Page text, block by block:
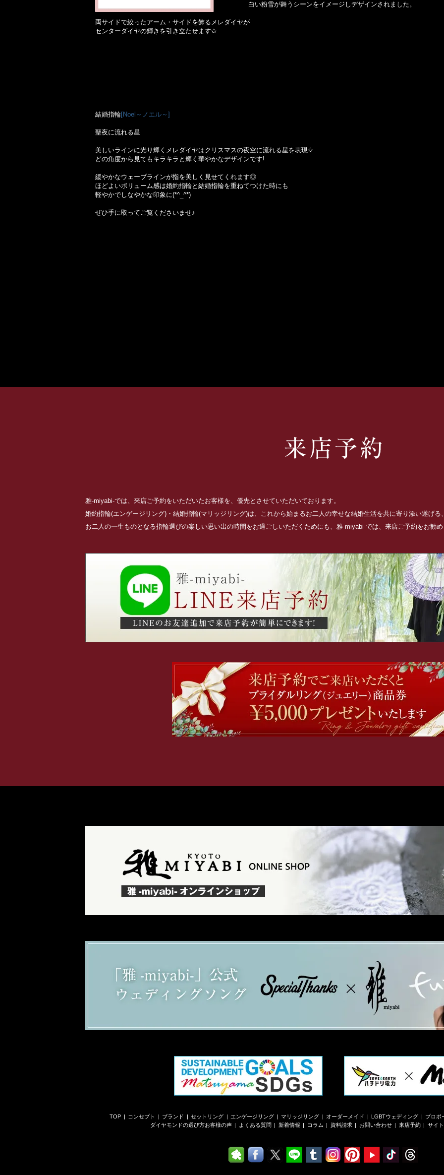
白い粉雪が舞うシーンをイメージしデザインされました。
両サイドで絞ったアーム・サイドを飾るメレダイヤが
センターダイヤの輝きを引き立たせます✩
結婚指輪[Noel～ノエル～]
聖夜に流れる星
美しいラインに光り輝くメレダイヤはクリスマスの夜空に流れる星を表現✩
どの角度から見てもキラキラと輝く華やかなデザインです!
緩やかなウェーブラインが指を美しく見せてくれます◎
ほどよいボリューム感は婚約指輪と結婚指輪を重ねてつけた時にも
軽やかでしなやかな印象に(*^_^*)
ぜひ手に取ってご覧くださいませ♪
雅-miyabi-では、来店ご予約をいただいたお客様を、優先とさせていただいております。
婚約指輪(エンゲージリング)・結婚指輪(マリッジリング)は、これから始まるお二人の幸せな結婚生活を共に寄り添い遂げる
お二人の一生ものとなる指輪選びの楽しい思い出の時間をお過ごしいただくためにも、雅-miyabi-では、来店ご予約をお勧め
TOP コンセプト ブランド セットリング エンゲージリング マリッジリング オーダーメイド LGBTウェディング プロポ
ダイヤモンドの選び方お客様の声 よくある質問 新着情報 コラム 資料請求 お問い合わせ 来店予約 サイ